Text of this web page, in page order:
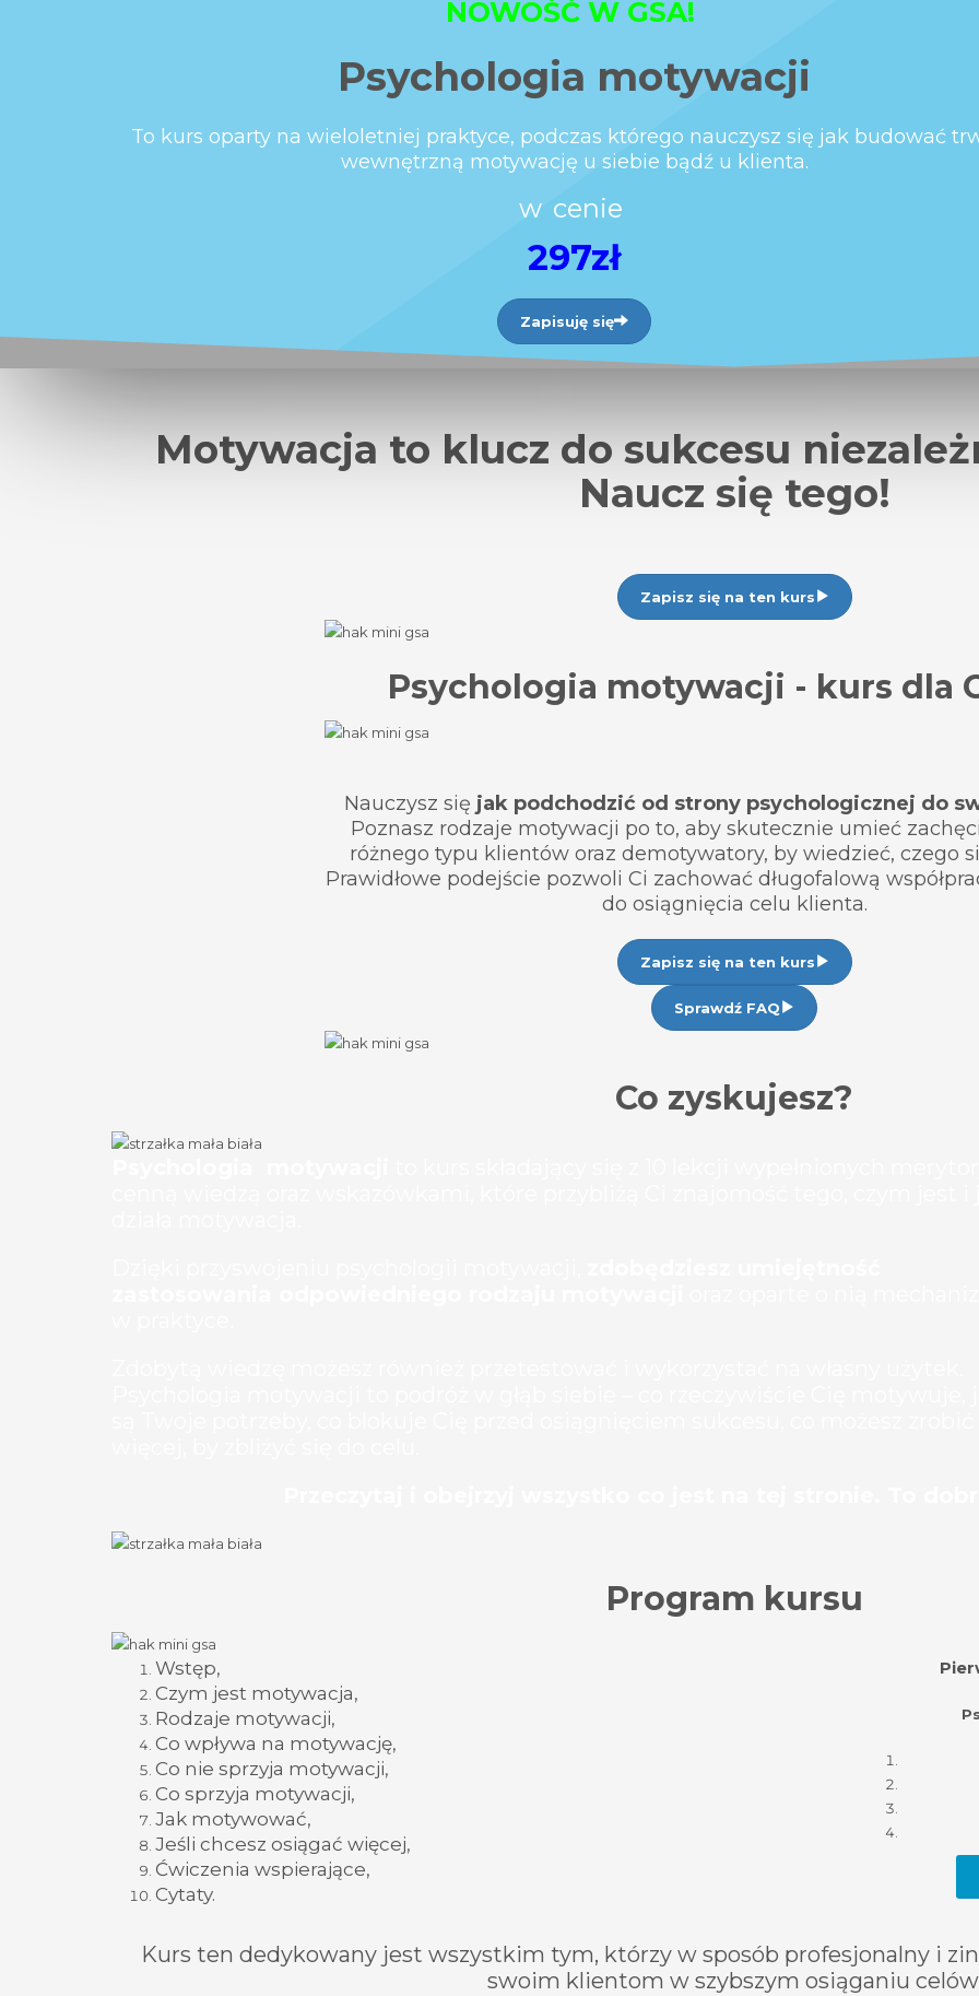
NOWOŚĆ W GSA!
Psychologia motywacji
To kurs oparty na wieloletniej praktyce, podczas którego nauczysz się jak budować
wewnętrzną motywację u siebie bądź u klienta.
w cenie
297zł
Zapisuję się
Motywacja to klucz do sukcesu
Naucz się tego!
Zapisz się na ten kurs
Psychologia motywacji - kurs dla
Nauczysz się jak podchodzić od strony psychologicznej do
Poznasz rodzaje motywacji po to, aby skutecznie umieć
różnego typu klientów oraz demotywatory, by wiedzieć, czego
Prawidłowe podejście pozwoli Ci zachować długofalową
do osiągnięcia celu klienta.
Zapisz się na ten kurs
Sprawdź FAQ
Co zyskujesz?
Program kursu
Wstęp,
Czym jest motywacja,
Rodzaje motywacji,
Co wpływa na motywację,
Co nie sprzyja motywacji,
Co sprzyja motywacji,
Jak motywować,
Jeśli chcesz osiągać więcej,
Ćwiczenia wspierające,
Cytaty.
Kurs ten dedykowany jest wszystkim tym, którzy w sposób profesjonalny i
swoim klientom w szybszym osiąganiu